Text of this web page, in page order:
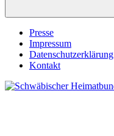
Presse
Impressum
Datenschutzerklärung
Kontakt